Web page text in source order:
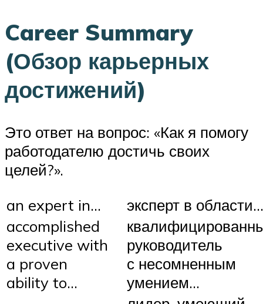
Career Summary
(Обзор карьерных
достижений)
Это ответ на вопрос: «Как я помогу
работодателю достичь своих
целей?».
an expert in…
эксперт в области…
accomplished
executive with
a proven
ability to…
руководитель
с несомненным
умением…